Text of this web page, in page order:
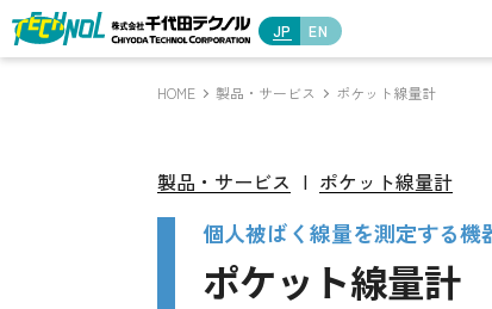
JP EN
HOME 製品・サービス ポケット線量計
製品・サービス | ポケット線量計
個人被ばく線量を測定する機
ポケット線量計